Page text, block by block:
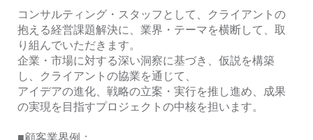
コンサルティング・スタッフとして、クライアントの
抱える経営課題解決に、業界・テーマを横断して、取
り組んでいただきます。
企業・市場に対する深い洞察に基づき、仮説を構築
し、クライアントの協業を通じて、
アイデアの進化、戦略の立案・実行を推し進め、成果
の実現を目指すプロジェクトの中核を担います。
■顧客業界例：